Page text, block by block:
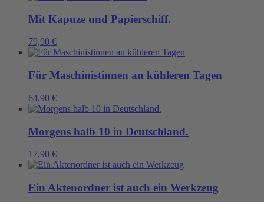
Mit Kapuze und Papierschiff.
79,90 €
Für Maschinistinnen an kühleren Tagen
64,90 €
Morgens halb 10 in Deutschland.
17,90 €
Ein Aktenordner ist auch ein Werkzeug